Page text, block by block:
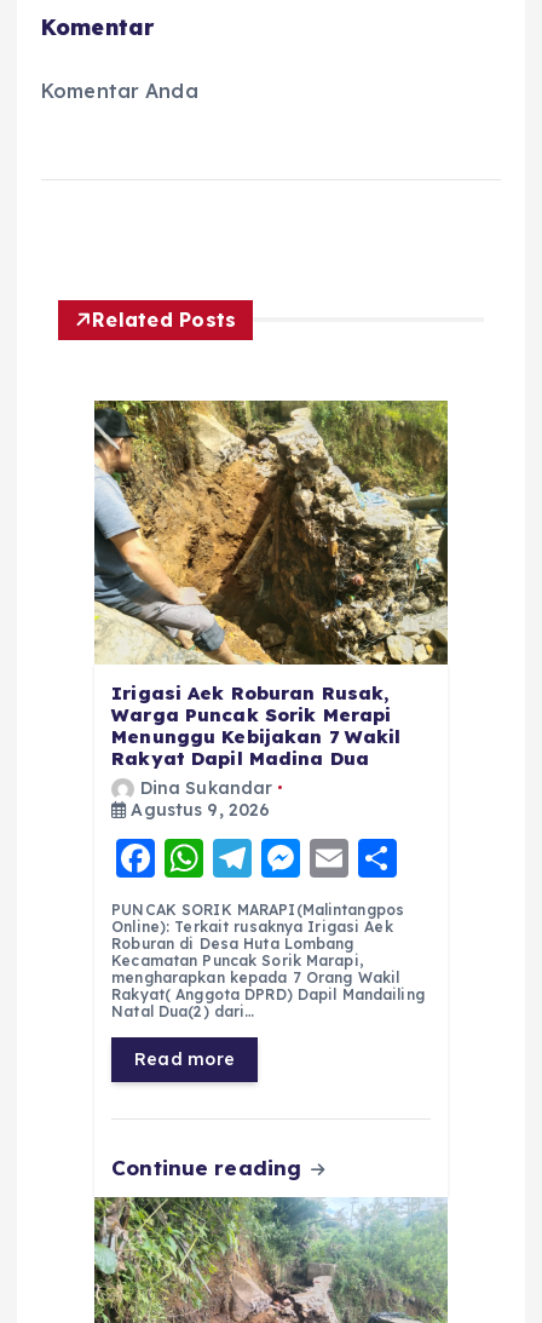
Komentar
Komentar Anda
Related Posts
Irigasi Aek Roburan Rusak,
Warga Puncak Sorik Merapi
Menunggu Kebijakan 7 Wakil
Rakyat Dapil Madina Dua
Dina Sukandar
Agustus 9, 2026
F
a
c
e
b
o
o
k
W
h
a
ts
A
p
p
T
el
e
g
r
a
m
M
e
ss
e
n
E
m
ai
l
h
re
PUNCAK SORIK MARAPI(Malintangpos
Online): Terkait rusaknya Irigasi Aek
Roburan di Desa Huta Lombang
Kecamatan Puncak Sorik Marapi,
mengharapkan kepada 7 Orang Wakil
Rakyat( Anggota DPRD) Dapil Mandailing
Natal Dua(2) dari…
Read more
Continue reading